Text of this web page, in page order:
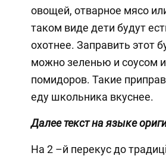
овощей, отварное мясо
таком виде дети будут
охотнее. Заправить этот
можно зеленью и соусом
помидоров. Такие
еду школьника вкуснее.
Далее текст на языке
На 2 –й перекус до